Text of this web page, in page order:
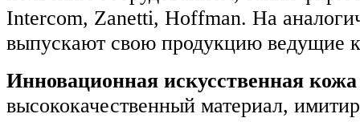
Intercom, Zanetti, Hoffman. На
выпускают свою продукцию ведущие
Инновационная искусственная
высококачественный материал,